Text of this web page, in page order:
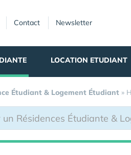
Contact Newsletter
LOCATION ETUDIANT
Étudiant & Logement Étudiant »